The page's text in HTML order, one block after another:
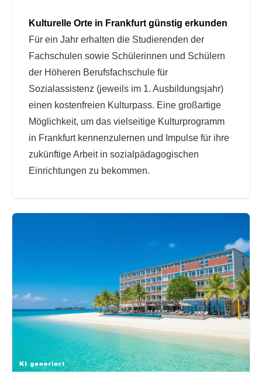
Kulturelle Orte in Frankfurt günstig erkunden
Für ein Jahr erhalten die Studierenden der
Fachschulen sowie Schülerinnen und Schülern
der Höheren Berufsfachschule für
Sozialassistenz (jeweils im 1. Ausbildungsjahr)
einen kostenfreien Kulturpass. Eine großartige
Möglichkeit, um das vielseitige Kulturprogramm
in Frankfurt kennenzulernen und Impulse für ihre
zukünftige Arbeit in sozialpädagogischen
Einrichtungen zu bekommen.